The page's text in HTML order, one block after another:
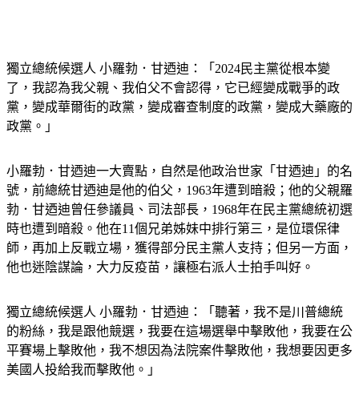
獨立總統候選人 小羅勃．甘迺迪：「2024民主黨從根本變
了，我認為我父親、我伯父不會認得，它已經變成戰爭的政
黨，變成華爾街的政黨，變成審查制度的政黨，變成大藥廠的
政黨。」
小羅勃．甘迺迪一大賣點，自然是他政治世家「甘迺迪」的名
號，前總統甘迺迪是他的伯父，1963年遭到暗殺；他的父親羅
勃．甘迺迪曾任參議員、司法部長，1968年在民主黨總統初選
時也遭到暗殺。他在11個兄弟姊妹中排行第三，是位環保律
師，再加上反戰立場，獲得部分民主黨人支持；但另一方面，
他也迷陰謀論，大力反疫苗，讓極右派人士拍手叫好。
獨立總統候選人 小羅勃．甘迺迪：「聽著，我不是川普總統
的粉絲，我是跟他競選，我要在這場選舉中擊敗他，我要在公
平賽場上擊敗他，我不想因為法院案件擊敗他，我想要因更多
美國人投給我而擊敗他。」